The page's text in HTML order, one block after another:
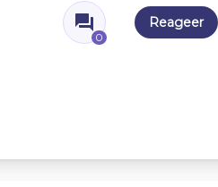
0
Reageer